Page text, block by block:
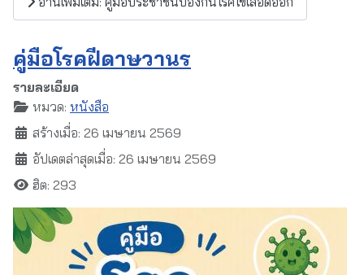
คู่มือโรคฝีดาษวานร
รายละเอียด
หมวด: หนังสือ
สร้างเมื่อ: 26 เมษายน 2569
อัปเดตล่าสุดเมื่อ: 26 เมษายน 2569
ฮิต: 293